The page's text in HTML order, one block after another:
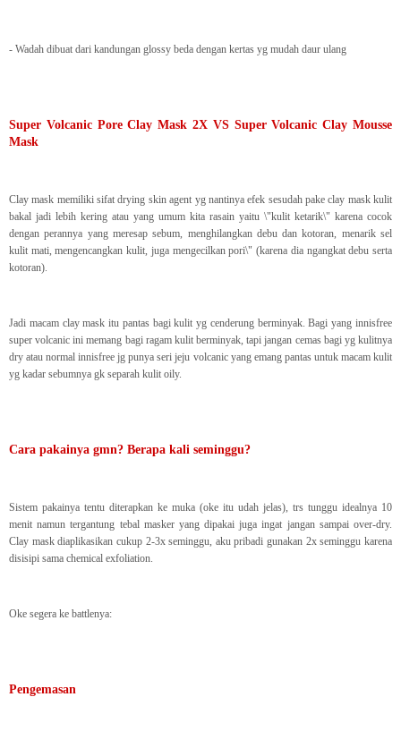
- Wadah dibuat dari kandungan glossy beda dengan kertas yg mudah daur ulang
Super Volcanic Pore Clay Mask 2X VS Super Volcanic Clay Mousse
Mask
Clay mask memiliki sifat drying skin agent yg nantinya efek sesudah pake clay mask kulit
bakal jadi lebih kering atau yang umum kita rasain yaitu \"kulit ketarik\" karena cocok
dengan perannya yang meresap sebum, menghilangkan debu dan kotoran, menarik sel
kulit mati, mengencangkan kulit, juga mengecilkan pori\" (karena dia ngangkat debu serta
kotoran).
Jadi macam clay mask itu pantas bagi kulit yg cenderung berminyak. Bagi yang innisfree
super volcanic ini memang bagi ragam kulit berminyak, tapi jangan cemas bagi yg kulitnya
dry atau normal innisfree jg punya seri jeju volcanic yang emang pantas untuk macam kulit
yg kadar sebumnya gk separah kulit oily.
Cara pakainya gmn? Berapa kali seminggu?
Sistem pakainya tentu diterapkan ke muka (oke itu udah jelas), trs tunggu idealnya 10
menit namun tergantung tebal masker yang dipakai juga ingat jangan sampai over-dry.
Clay mask diaplikasikan cukup 2-3x seminggu, aku pribadi gunakan 2x seminggu karena
disisipi sama chemical exfoliation.
Oke segera ke battlenya:
Pengemasan